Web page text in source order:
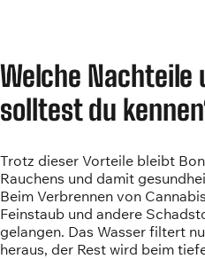
Welche Nachteile
solltest du
Trotz dieser Vorteile bleibt
Rauchens und damit
Beim Verbrennen von
Feinstaub und andere
gelangen. Das Wasser filtert
heraus, der Rest wird beim